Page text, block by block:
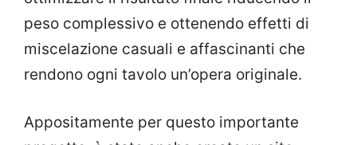
peso complessivo e ottenendo effetti di
miscelazione casuali e affascinanti che
rendono ogni tavolo un’opera originale.
Appositamente per questo importante